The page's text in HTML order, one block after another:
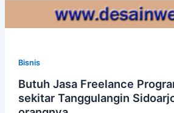
Bisnis
Butuh Jasa Freelance
sekitar Tanggulangin